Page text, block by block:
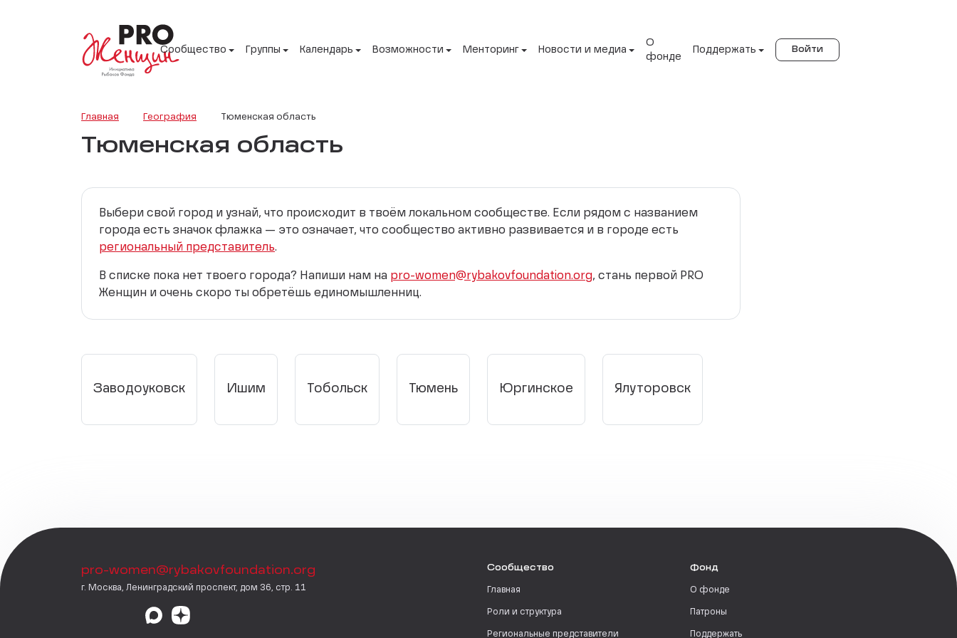
Сообщество Группы Календарь Возможности Менторинг Новости и медиа
О
фонде
Поддержать Войти
Главная География Тюменская область
Тюменская область
Выбери свой город и узнай, что происходит в твоём локальном сообществе. Если рядом с названием
города есть значок флажка — это означает, что сообщество активно развивается и в городе есть
региональный представитель.
В списке пока нет твоего города? Напиши нам на pro-women@rybakovfoundation.org, стань первой PRO
Женщин и очень скоро ты обретёшь единомышленниц.
Заводоуковск Ишим Тобольск Тюмень Юргинское Ялуторовск
pro-women@rybakovfoundation.org
г. Москва, Ленинградский проспект, дом 36, стр. 11
Сообщество
Главная
Роли и структура
Региональные представители
Фонд
О фонде
Патроны
Поддержать